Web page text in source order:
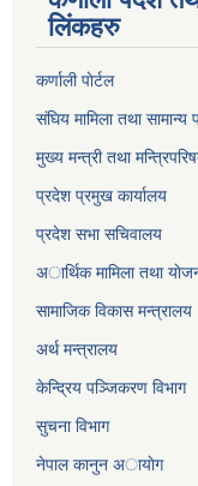
लिंकहरु
कर्णाली पाेर्टल
संघिय मामिला तथा
मुख्य मन्त्री तथा
प्रदेश प्रमुख कार्यालय
प्रदेश सभा सचिवालय
अार्थिक मामिला तथा
सामाजिक विकास मन्त्रालय
अर्थ मन्त्रालय
केन्द्रिय पञ्जिकरण विभाग
सुचना विभाग
नेपाल कानुन अायाेग